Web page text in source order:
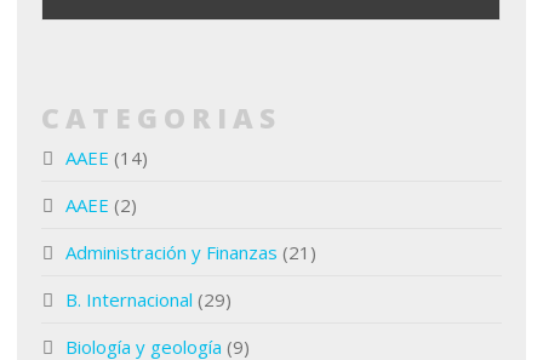
CATEGORIAS
AAEE (14)
AAEE (2)
Administración y Finanzas (21)
B. Internacional (29)
Biología y geología (9)